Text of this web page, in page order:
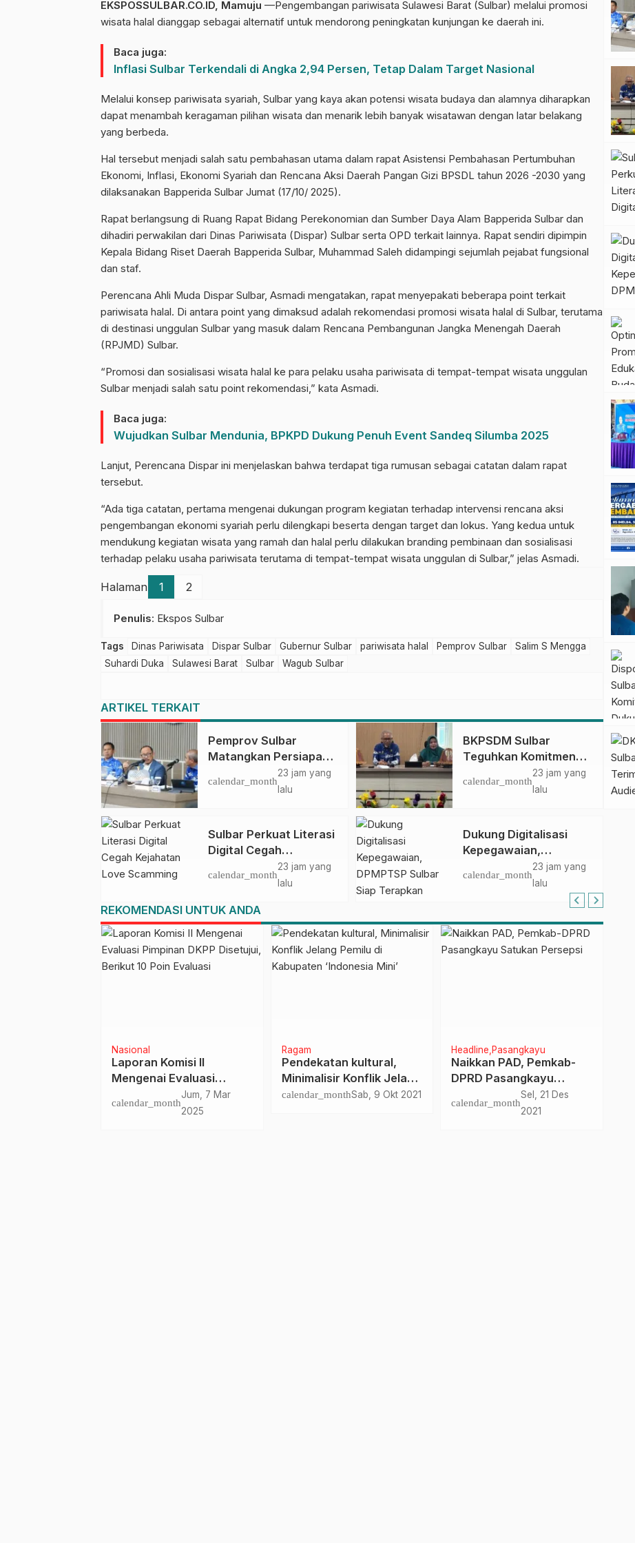
EKSPOSSULBAR.CO.ID, Mamuju —Pengembangan pariwisata Sulawesi Barat (Sulbar) melalui promosi
wisata halal dianggap sebagai alternatif untuk mendorong peningkatan kunjungan ke daerah ini.
Baca juga:
Inflasi Sulbar Terkendali di Angka 2,94 Persen, Tetap Dalam Target Nasional
Melalui konsep pariwisata syariah, Sulbar yang kaya akan potensi wisata budaya dan alamnya diharapkan
dapat menambah keragaman pilihan wisata dan menarik lebih banyak wisatawan dengan latar belakang
yang berbeda.
Hal tersebut menjadi salah satu pembahasan utama dalam rapat Asistensi Pembahasan Pertumbuhan
Ekonomi, Inflasi, Ekonomi Syariah dan Rencana Aksi Daerah Pangan Gizi BPSDL tahun 2026 -2030 yang
dilaksanakan Bapperida Sulbar Jumat (17/10/ 2025).
Rapat berlangsung di Ruang Rapat Bidang Perekonomian dan Sumber Daya Alam Bapperida Sulbar dan
dihadiri perwakilan dari Dinas Pariwisata (Dispar) Sulbar serta OPD terkait lainnya. Rapat sendiri dipimpin
Kepala Bidang Riset Daerah Bapperida Sulbar, Muhammad Saleh didampingi sejumlah pejabat fungsional
dan staf.
Perencana Ahli Muda Dispar Sulbar, Asmadi mengatakan, rapat menyepakati beberapa point terkait
pariwisata halal. Di antara point yang dimaksud adalah rekomendasi promosi wisata halal di Sulbar, terutama
di destinasi unggulan Sulbar yang masuk dalam Rencana Pembangunan Jangka Menengah Daerah
(RPJMD) Sulbar.
“Promosi dan sosialisasi wisata halal ke para pelaku usaha pariwisata di tempat-tempat wisata unggulan
Sulbar menjadi salah satu point rekomendasi,” kata Asmadi.
Baca juga:
Wujudkan Sulbar Mendunia, BPKPD Dukung Penuh Event Sandeq Silumba 2025
Lanjut, Perencana Dispar ini menjelaskan bahwa terdapat tiga rumusan sebagai catatan dalam rapat
tersebut.
“Ada tiga catatan, pertama mengenai dukungan program kegiatan terhadap intervensi rencana aksi
pengembangan ekonomi syariah perlu dilengkapi beserta dengan target dan lokus. Yang kedua untuk
mendukung kegiatan wisata yang ramah dan halal perlu dilakukan branding pembinaan dan sosialisasi
terhadap pelaku usaha pariwisata terutama di tempat-tempat wisata unggulan di Sulbar,” jelas Asmadi.
Halaman 1 2
Penulis: Ekspos Sulbar
Tags Dinas Pariwisata Dispar Sulbar Gubernur Sulbar pariwisata halal Pemprov Sulbar
Salim S Mengga
Suhardi Duka
Sulawesi Barat Sulbar Wagub Sulbar
ARTIKEL TERKAIT
Pemprov Sulbar
Matangkan Persiapan
HUT Ke-81 RI, Puncak
Upacara di Lapangan
calendar_month
23 jam yang
lalu
BKPSDM Sulbar
Teguhkan Komitmen
Pengembangan
Kompetensi ASN
Perjanjian Tugas
Belajar 2026
calendar_month
23 jam yang
lalu
Sulbar Perkuat Literasi
Digital Cegah
Kejahatan Love
Scamming
calendar_month
23 jam yang
lalu
Dukung Digitalisasi
Kepegawaian,
DPMPTSP Sulbar Siap
Terapkan Aplikasi
calendar_month
23 jam yang
lalu
REKOMENDASI UNTUK ANDA
Nasional
Laporan Komisi II
Mengenai Evaluasi
Pimpinan DKPP Disetujui,
Berikut 10 Poin Evaluasi
calendar_month
Jum, 7 Mar
2025
Ragam
Pendekatan kultural,
Minimalisir Konflik Jelang
Pemilu di Kabupaten
calendar_monthSab, 9 Okt 2021
Headline Pasangkayu
Naikkan PAD, Pemkab-
DPRD Pasangkayu
Satukan Persepsi
calendar_month
Sel, 21 Des
2021